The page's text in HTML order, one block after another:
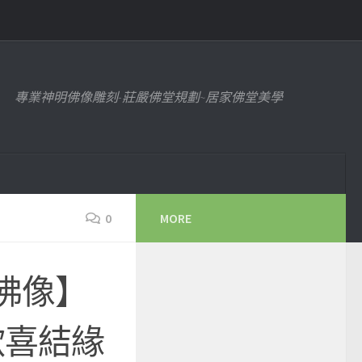
專業神明佛像雕刻-莊嚴佛堂規劃~居家佛堂美學
0
】
結緣
MORE